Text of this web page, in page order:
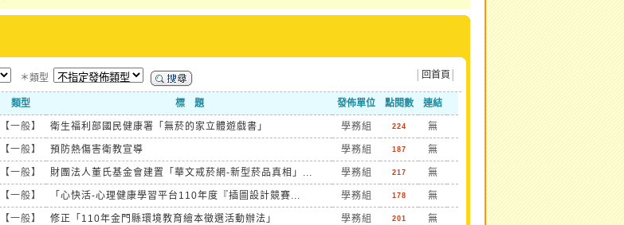
＊類型 回首頁
類型 標 題 發佈單位 點閱數 連結
【一般】 衛生福利部國民健康署「無菸的家立體遊戲書」 學務組 224 無
【一般】 預防熱傷害衛教宣導 學務組 187 無
【一般】 財團法人董氏基金會建置「華文戒菸網-新型菸品真相」... 學務組 217 無
【一般】 「心快活-心理健康學習平台110年度『插圖設計競賽... 學務組 178 無
【一般】 修正「110年金門縣環境教育繪本徵選活動辦法」 學務組 201 無